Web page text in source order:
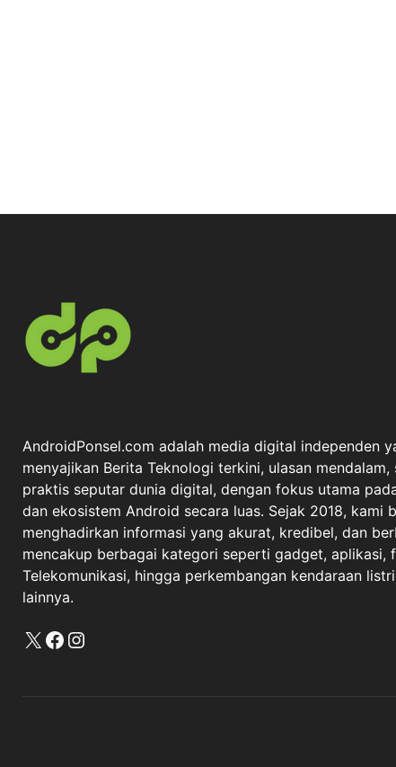
AndroidPonsel.com adalah media digital independen
menyajikan Berita Teknologi terkini, ulasan
praktis seputar dunia digital, dengan fokus utama
dan ekosistem Android secara luas. Sejak 2018, kami
menghadirkan informasi yang akurat, kredibel, dan
mencakup berbagai kategori seperti gadget, aplikasi,
Telekomunikasi, hingga perkembangan kendaraan
lainnya.
X Facebook
Instagram